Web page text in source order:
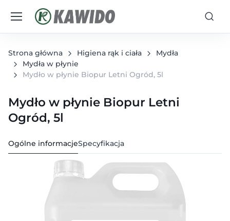
Strona główna Higiena rąk i ciała
Mydła
Mydła w płynie
Mydło w płynie Biopur Letni Ogród, 5l
Mydło w płynie Biopur Letni
Ogród, 5l
Ogólne informacjeSpecyfikacja